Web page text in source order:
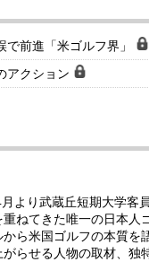
で前進「米ゴルフ界」
アクション
より武蔵丘短期大学客
ねてきた唯一の日本
ら米国ゴルフの本質を
らせる人物の取材、独